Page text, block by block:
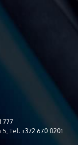
777
Tel. +372 670 0201